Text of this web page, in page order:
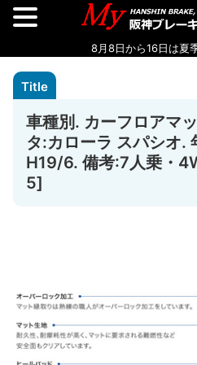
車種別. カーフロアマ
タ:カローラ スパシオ.
H19/6. 備考:7人乗・
5]